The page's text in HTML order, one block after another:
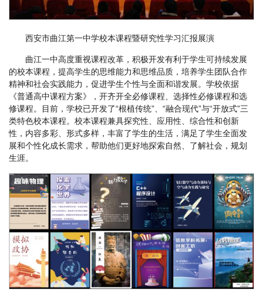
西安市曲江第一中学校本课程暨研究性学习汇报展演
曲江一中高度重视课程改革，积极开发有利于学生可持续发展
的校本课程，提高学生的思维能力和思维品质，培养学生团队合作
精神和社会实践能力，促进学生个性与全面和谐发展。学校依据
《普通高中课程方案》，开齐开全必修课程、选择性必修课程和选
修课程。目前，学校已开发了“根植传统”、“融合现代”与“开放式”三
类特色校本课程。校本课程兼具探究性、应用性、综合性和创新
性，内容多彩、形式多样，丰富了学生的生活，满足了学生全面发
展和个性化成长需求，帮助他们更好地探索自然、了解社会，规划
生涯。